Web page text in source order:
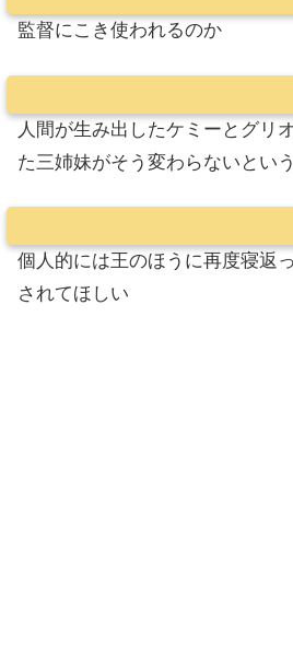
監督にこき使われるのか
人間が生み出したケミーとグリ
た三姉妹がそう変わらないとい
個人的には王のほうに再度寝返
されてほしい